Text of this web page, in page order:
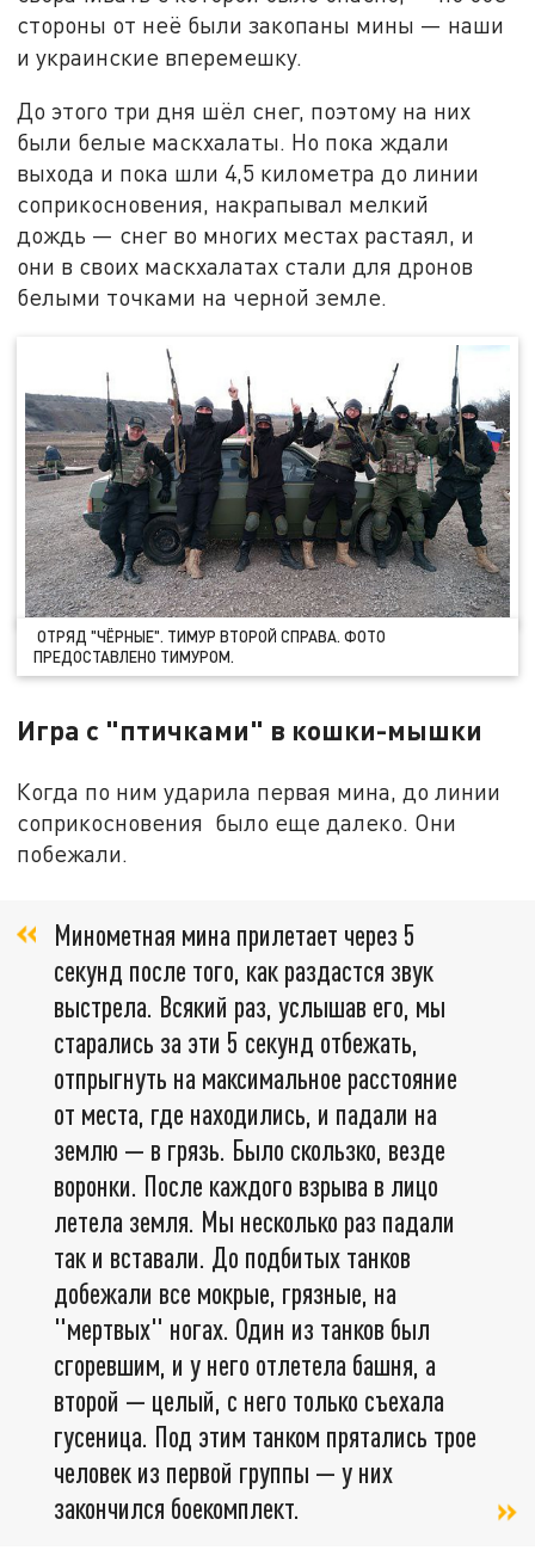
стороны от неё были закопаны мины — наши
и украинские вперемешку.
До этого три дня шёл снег, поэтому на них
были белые маскхалаты. Но пока ждали
выхода и пока шли 4,5 километра до линии
соприкосновения, накрапывал мелкий
дождь — снег во многих местах растаял, и
они в своих маскхалатах стали для дронов
белыми точками на черной земле.
ОТРЯД "ЧЁРНЫЕ". ТИМУР ВТОРОЙ СПРАВА. ФОТО
ПРЕДОСТАВЛЕНО ТИМУРОМ.
Игра с "птичками" в кошки-мышки
Когда по ним ударила первая мина, до линии
соприкосновения было еще далеко. Они
побежали.
Минометная мина прилетает через 5
секунд после того, как раздастся звук
выстрела. Всякий раз, услышав его, мы
старались за эти 5 секунд отбежать,
отпрыгнуть на максимальное расстояние
от места, где находились, и падали на
землю — в грязь. Было скользко, везде
воронки. После каждого взрыва в лицо
летела земля. Мы несколько раз падали
так и вставали. До подбитых танков
добежали все мокрые, грязные, на
"мертвых" ногах. Один из танков был
сгоревшим, и у него отлетела башня, а
второй — целый, с него только съехала
гусеница. Под этим танком прятались трое
человек из первой группы — у них
закончился боекомплект.